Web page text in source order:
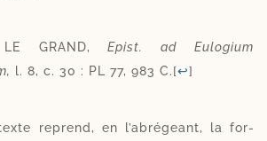
LE GRAND, Epist. ad Eulogium
l. 8, c. 30 : PL 77, 983 C.[↩]
reprend, en l’a­bré­geant, la for­